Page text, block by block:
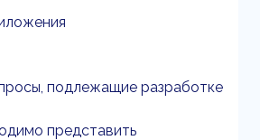
подлежащие разработке
представить